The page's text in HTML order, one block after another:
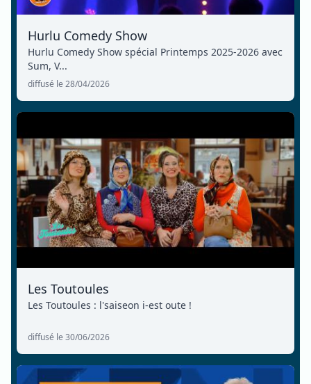
Hurlu Comedy Show
Hurlu Comedy Show spécial Printemps 2025-2026 avec
Sum, V...
diffusé le 28/04/2026
Les Toutoules
Les Toutoules : l'saiseon i-est oute !
diffusé le 30/06/2026